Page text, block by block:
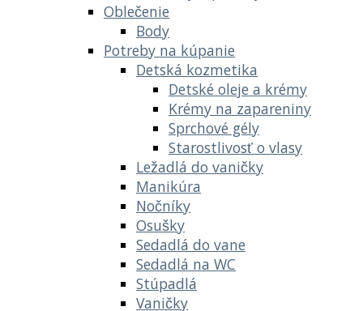
Oblečenie
Body
Potreby na kúpanie
Detská kozmetika
Detské oleje a krémy
Krémy na zapareniny
Sprchové gély
Starostlivosť o vlasy
Ležadlá do vaničky
Manikúra
Nočníky
Osušky
Sedadlá do vane
Sedadlá na WC
Stúpadlá
Vaničky